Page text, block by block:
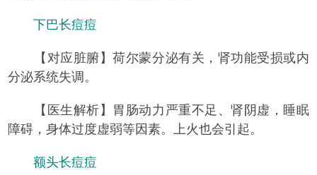
下巴长痘痘
【对应脏腑】荷尔蒙分泌有关，肾功能受损或内
分泌系统失调。
【医生解析】胃肠动力严重不足、肾阴虚，睡眠
障碍，身体过度虚弱等因素。上火也会引起。
额头长痘痘